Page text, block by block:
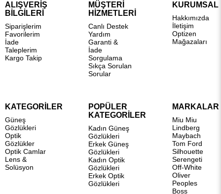
ALIŞVERİŞ
BİLGİLERİ
Siparişlerim
Favorilerim
İade
Taleplerim
Kargo Takip
MÜŞTERİ
HİZMETLERİ
Canlı Destek
Yardım
Garanti &
İade
Sorgulama
Sıkça Sorulan
Sorular
KURUMSAL
Hakkımızda
İletişim
Optizen
Mağazaları
KATEGORİLER
Güneş
Gözlükleri
Optik
Gözlükler
Optik Camlar
Lens &
Solüsyon
POPÜLER
KATEGORİLER
Kadın Güneş
Gözlükleri
Erkek Güneş
Gözlükleri
Kadın Optik
Gözlükleri
Erkek Optik
Gözlükleri
MARKALAR
Miu Miu
Lindberg
Maybach
Tom Ford
Silhouette
Serengeti
Off-White
Oliver
Peoples
Boss